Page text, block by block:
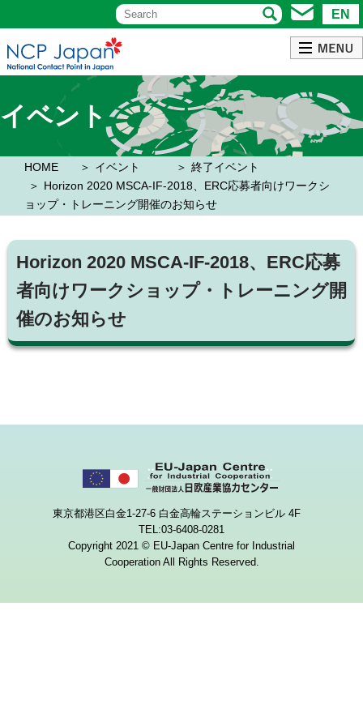
EN
イベント
HOME イベント
終了イベント
Horizon 2020 MSCA-IF-2018、ERC応募者向けワークシ
ョップ・トレーニング開催のお知らせ
Horizon 2020 MSCA-IF-2018、ERC応募
者向けワークショップ・トレーニング開
催のお知らせ
東京都港区白金1-27-6 白金高輪ステーションビル 4F
TEL:03-6408-0281
Copyright 2021 © EU-Japan Centre for Industrial
Cooperation All Rights Reserved.